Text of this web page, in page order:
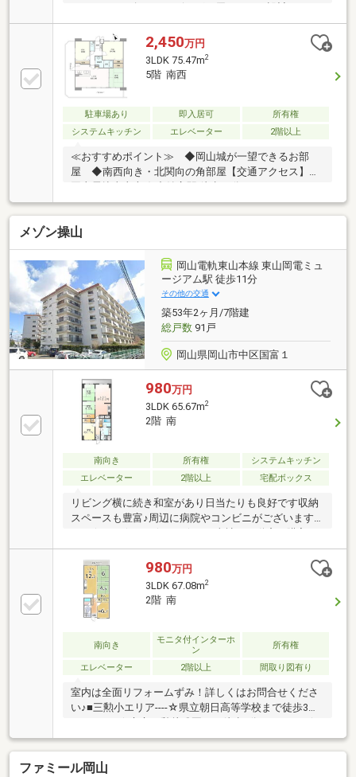
に和室が隣接、お子様の遊び場など多目的に活用可
能 ○ 1317サイズの広々とした浴室 ○ 各居室に収納
があり、収納スペースが豊富 ○ 周辺の生活利便施設
が充実
2,450万円
3LDK 75.47m2
5階 南西
駐車場あり 即入居可
所有権
システムキッチン
エレベーター 2階以上
≪おすすめポイント≫ ◆岡山城が一望できるお部
屋 ◆南西向き・北関向の角部屋【交通アクセス】
＝＝＝＝＝＝＝＝＝＝＝＝＝＝＝＝＝＝＝＝＝＝＝＝
＝【周辺施設】 岡山市立三勲小学校まで630m 徒歩8
分 岡山市立操山中学校まで1180m 徒歩15分 岡山県
庁まで960m 徒歩12分＝＝＝＝＝＝＝＝＝＝＝＝＝＝
＝＝＝＝＝＝＝＝＝＝＝＝＝＝＝＝＝＝現地ご案内も
随時受付しております♪どんな些細なご質問でも担
当：大島までお気軽にお問合せください♪（通話無
料：0120-086-237）
メゾン操山
岡山電軌東山本線 東山岡電ミュ
ージアム駅 徒歩11分
その他の交通
築53年2ヶ月/7階建
総戸数91戸
岡山県岡山市中区国富１
980万円
3LDK 65.67m2
2階 南
南向き 所有権
システムキッチン
エレベーター
2階以上 宅配ボックス
リビング横に続き和室があり日当たりも良好です収納
スペースも豊富♪周辺に病院やコンビニがございます
らリノベーションまでワンストップでサポートいたし
ます。高い技術力とデザイン力で失敗しないリフォー
ムを実現。中古物件をリノベ・リフォームで蘇らせま
す。物件購入費用とリノベ工事費用を一緒にローンで
組む提案も可能です。お電話の場合は、【後楽不動
産 売買事業部：086-250-9005】まで。お気軽にお問
合せください♪* *☆* *☆* *☆* *☆* *
980万円
3LDK 67.08m2
2階 南
南向き
モニタ付インターホ
ン
所有権
エレベーター 2階以上 間取り図有り
室内は全面リフォームずみ！詳しくはお問合せくださ
い♪■三勲小エリア----☆県立朝日高等学校まで徒歩3分
パークス東山店まで徒歩11分（880ｍ）☆横田内科ク
リニックまで徒歩5分（340ｍ）☆岡山古京郵便局まで
徒歩6分（460ｍ）
ファミール岡山